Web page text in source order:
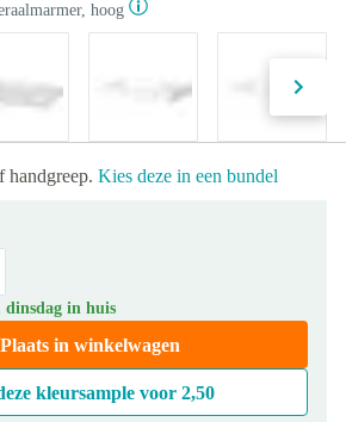
hoog
handgreep. Kies deze in een bundel
dinsdag in huis
Plaats in winkelwagen
kleursample voor 2,50